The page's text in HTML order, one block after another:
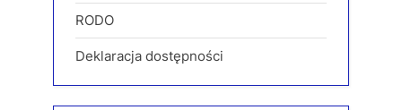
RODO
Deklaracja dostępności